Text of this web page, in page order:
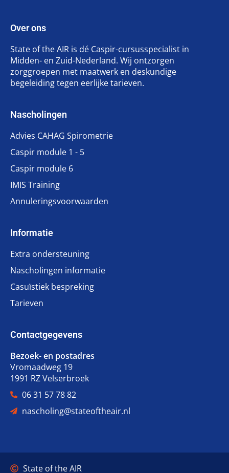
Over ons
State of the AIR is dé Caspir-cursusspecialist in
Midden- en Zuid-Nederland. Wij ontzorgen
zorggroepen met maatwerk en deskundige
begeleiding tegen eerlijke tarieven.
Nascholingen
Advies CAHAG Spirometrie
Caspir module 1 - 5
Caspir module 6
IMIS Training
Annuleringsvoorwaarden
Informatie
Extra ondersteuning
Nascholingen informatie
Casuïstiek bespreking
Tarieven
Contactgegevens
Bezoek- en postadres
Vromaadweg 19
1991 RZ Velserbroek
06 31 57 78 82
nascholing@stateoftheair.nl
State of the AIR